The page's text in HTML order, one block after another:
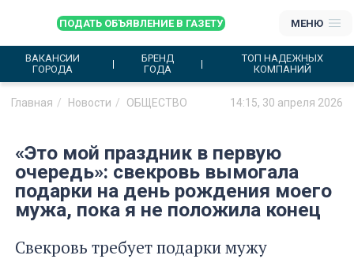
ПОДАТЬ ОБЪЯВЛЕНИЕ В ГАЗЕТУ МЕНЮ
ВАКАНСИИ
ГОРОДА
БРЕНД
ГОДА
ТОП НАДЕЖНЫХ
КОМПАНИЙ
Главная Новости ОБЩЕСТВО 14:15, 30 апреля 2026
«Это мой праздник в первую
очередь»: свекровь вымогала
подарки на день рождения моего
мужа, пока я не положила конец
Свекровь требует подарки мужу